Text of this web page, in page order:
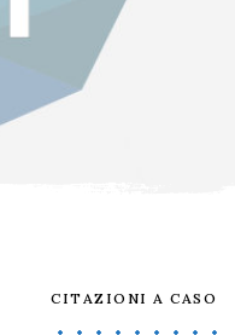
CITAZIONI A CASO